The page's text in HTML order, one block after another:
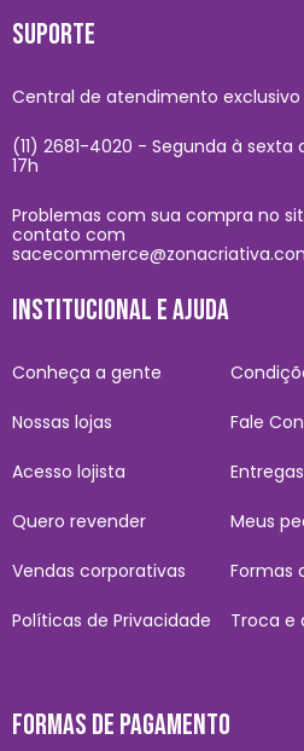
SUPORTE
Central de atendimento exclusivo
(11) 2681-4020 - Segunda à sexta
17h
Problemas com sua compra no
contato com
INSTITUCIONAL E AJUDA
Conheça a gente
Nossas lojas
Acesso lojista
Quero revender
Vendas corporativas
Políticas de Privacidade
Fale
Entregas
Meus
Formas
Troca e
FORMAS DE PAGAMENTO